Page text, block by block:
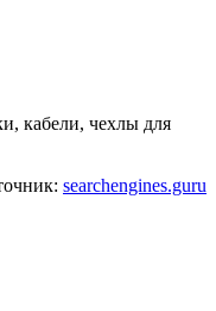
кабели, чехлы для
searchengines.guru